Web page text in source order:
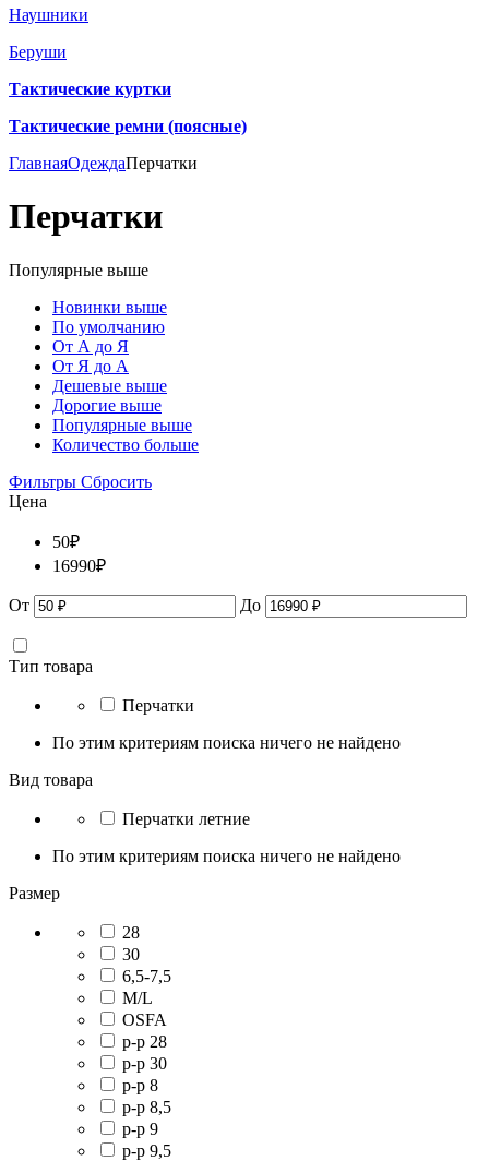
Наушники
Беруши
Тактические куртки
Тактические ремни (поясные)
ГлавнаяОдеждаПерчатки
Перчатки
Популярные выше
Новинки выше
По умолчанию
От А до Я
От Я до А
Дешевые выше
Дорогие выше
Популярные выше
Количество больше
Фильтры Сбросить
Цена
50₽
16990₽
От До
Тип товара
Перчатки
По этим критериям поиска ничего не найдено
Вид товара
Перчатки летние
По этим критериям поиска ничего не найдено
Размер
28
30
6,5-7,5
M/L
OSFA
р-р 28
р-р 30
р-р 8
р-р 8,5
р-р 9
р-р 9,5